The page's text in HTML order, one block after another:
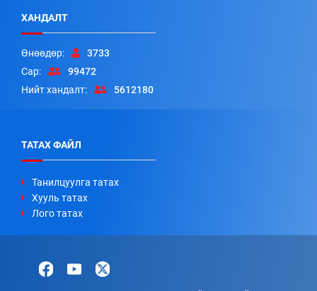
ХАНДАЛТ
Өнөөдөр:
3733
Сар:
99472
Нийт хандалт:
5612180
ТАТАХ ФАЙЛ
Танилцуулга татах
Хууль татах
Лого татах